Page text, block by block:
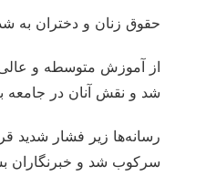
حقوق زنان و دختران به
از آموزش متوسطه و
شد و نقش آنان در جامعه
رسانه‌ها زیر فشار شدید
سرکوب شد و خبرنگاران